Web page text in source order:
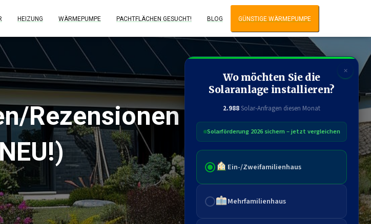
HEIZUNG WÄRMEPUMPE PACHTFLÄCHEN GESUCHT! BLOG GÜNSTIGE WÄRMEPUMPE
Rezensionen 2026
✕
Wo möchten Sie die
Solaranlage installieren?
2.988Solar-Anfragen diesen Monat
Solarförderung 2026 sichern – jetzt vergleichen
Ein-/Zweifamilienhaus
Mehrfamilienhaus